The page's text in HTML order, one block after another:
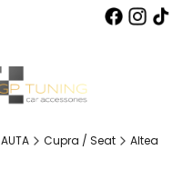
Cupra / Seat Altea